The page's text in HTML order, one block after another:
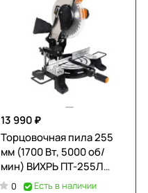
13 990 ₽
Торцовочная пила 255
мм (1700 Вт, 5000 об/
мин) ВИХРЬ ПТ-255Л
72/18/1
0 Есть в наличии